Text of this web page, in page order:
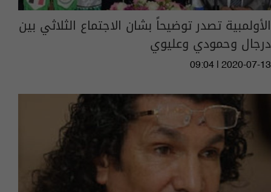
الأولمبية تصدر توضيحاً بشان الاجتماع الثلاثي بين
درجال وحمودي وعليوي
09:04 | 2020-07-13